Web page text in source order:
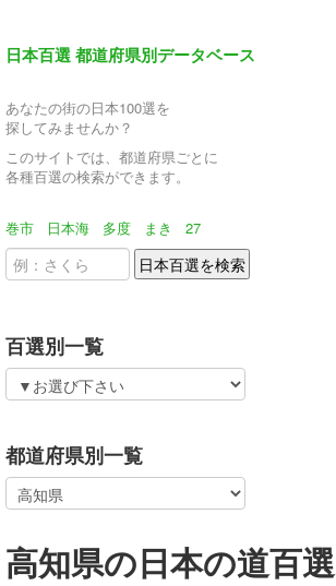
日本百選 都道府県別データベース
あなたの街の日本100選を
探してみませんか？
このサイトでは、都道府県ごとに
各種百選の検索ができます。
巻市 日本海 多度 まき 27
百選別一覧
都道府県別一覧
高知県の日本の道百選